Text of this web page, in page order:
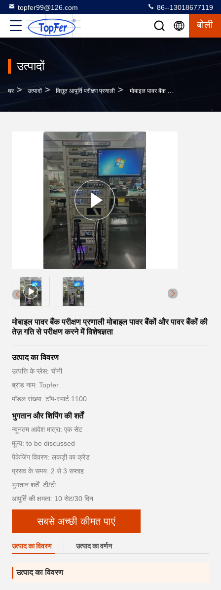
topfer99@126.com 86--13018677119
बोली
उत्पादों
घर > उत्पादों > विद्युत आपूर्ति परीक्षण प्रणाली > मोबाइल पावर बैंक परीक्षण प्रणाली मोबाइल पावर बैंकों और पावर बैंकों की तेज़ गति से परीक्षण करने में विशेषज्ञता
मोबाइल पावर बैंक परीक्षण प्रणाली मोबाइल पावर बैंकों और पावर बैंकों की
तेज़ गति से परीक्षण करने में विशेषज्ञता
उत्पाद का विवरण
उत्पत्ति के प्लेस: चीनी
ब्रांड नाम: Topfer
मॉडल संख्या: टॉप-स्मार्ट 1100
भुगतान और शिपिंग की शर्तें
न्यूनतम आदेश मात्रा: एक सेट
मूल्य: to be discussed
पैकेजिंग विवरण: लकड़ी का क्रेड
प्रसव के समय: 2 से 3 सप्ताह
भुगतान शर्तें: टी/टी
आपूर्ति की क्षमता: 10 सेट/30 दिन
सबसे अच्छी कीमत पाएं
उत्पाद का विवरण उत्पाद का वर्णन
उत्पाद का विवरण